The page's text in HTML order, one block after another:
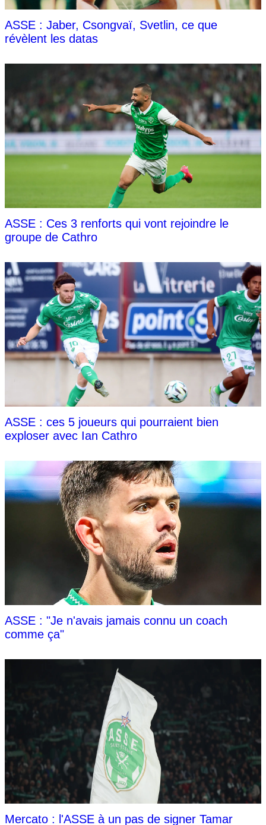
ASSE : Jaber, Csongvaï, Svetlin, ce que
révèlent les datas
ASSE : Ces 3 renforts qui vont rejoindre le
groupe de Cathro
ASSE : ces 5 joueurs qui pourraient bien
exploser avec Ian Cathro
ASSE : "Je n'avais jamais connu un coach
comme ça"
Mercato : l'ASSE à un pas de signer Tamar